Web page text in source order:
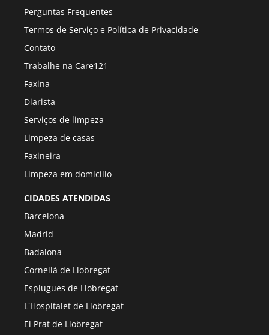
Perguntas Frequentes
Termos de Serviço e Política de Privacidade
Contato
Trabalhe na Care121
Faxina
Diarista
Serviços de limpeza
Limpeza de casas
Faxineira
Limpeza em domicílio
CIDADES ATENDIDAS
Barcelona
Madrid
Badalona
Cornellà de Llobregat
Esplugues de Llobregat
L'Hospitalet de Llobregat
El Prat de Llobregat